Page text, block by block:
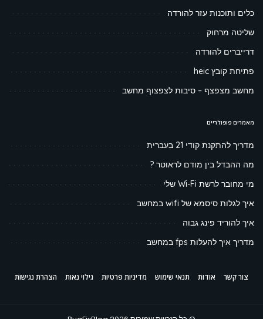
כלים ותוכנות עזר להורדה
שליטה מרחוק
דרייברים להורדה
פתיחת קובץ heic
מחשב מצפצף – סיבות לצפצוף מחשב
מאמרים פופולריים
מדריך להתקנת קודי 21 בעברית
מה ההבדל בין מודם לראוטר ?
מי מחובר לרשת Wi-Fi שלי
איך לגלות סיסמא של wifi במחשב
איך להוריד פינג גבוה
מדריך איך להעלות fps במחשב
צור קשר אודות תנאי שימוש מדיניות פרטיות גילוי נאות הצהרת נגישות